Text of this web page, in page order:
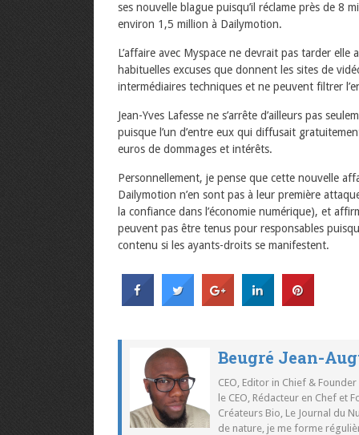
ses nouvelle blague puisqu’il réclame près de 8
environ 1,5 million à Dailymotion.
L’affaire avec Myspace ne devrait pas tarder elle
habituelles excuses que donnent les sites de
intermédiaires techniques et ne peuvent filtrer
Jean-Yves Lafesse ne s’arrête d’ailleurs pas
puisque l’un d’entre eux qui diffusait
euros de dommages et intérêts.
Personnellement, je pense que cette nouvelle
Dailymotion n’en sont pas à leur première
la confiance dans l’économie numérique), et
peuvent pas être tenus pour responsables
contenu si les ayants-droits se manifestent.
Beugré Jean-
CEO, Editor in Chief &
le CEO, Rédacteur en Chef et
Créateurs Bio, Le Journal du
de nature, je me forme